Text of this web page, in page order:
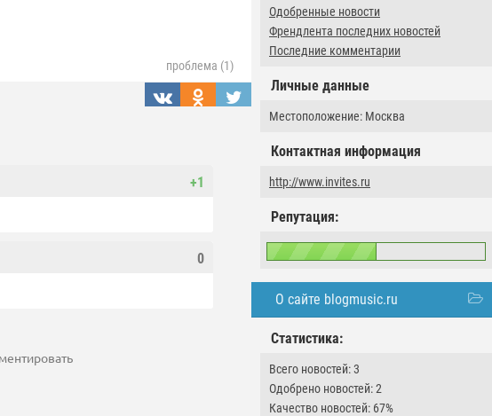
Одобренные новости
Френдлента последних новостей
Последние комментарии
Личные данные
Местоположение: Москва
Контактная информация
http://www.invites.ru
Репутация:
О сайте blogmusic.ru
Статистика:
Всего новостей: 3
Одобрено новостей: 2
Качество новостей: 67%
проблема (1)
+1
0